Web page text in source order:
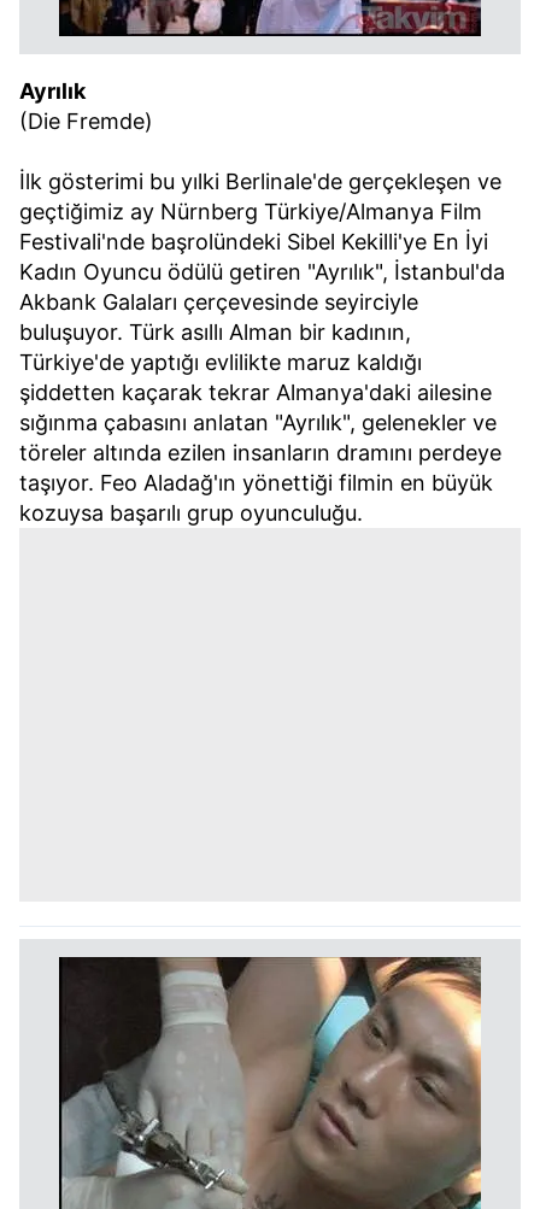
Ayrılık
(Die Fremde)
İlk gösterimi bu yılki Berlinale'de gerçekleşen ve
geçtiğimiz ay Nürnberg Türkiye/Almanya Film
Festivali'nde başrolündeki Sibel Kekilli'ye En İyi
Kadın Oyuncu ödülü getiren "Ayrılık", İstanbul'da
Akbank Galaları çerçevesinde seyirciyle
buluşuyor. Türk asıllı Alman bir kadının,
Türkiye'de yaptığı evlilikte maruz kaldığı
şiddetten kaçarak tekrar Almanya'daki ailesine
sığınma çabasını anlatan "Ayrılık", gelenekler ve
töreler altında ezilen insanların dramını perdeye
taşıyor. Feo Aladağ'ın yönettiği filmin en büyük
kozuysa başarılı grup oyunculuğu.